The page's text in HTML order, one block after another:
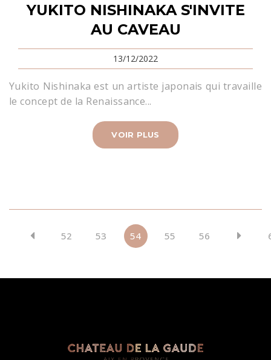
YUKITO NISHINAKA S'INVITE
AU CAVEAU
13/12/2022
Yukito Nishinaka est un artiste japonais qui travaille
le concept de la Renaissance...
VOIR PLUS
52 53 54 55 56